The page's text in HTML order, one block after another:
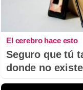
El cerebro hace esto
Seguro que tú
donde no